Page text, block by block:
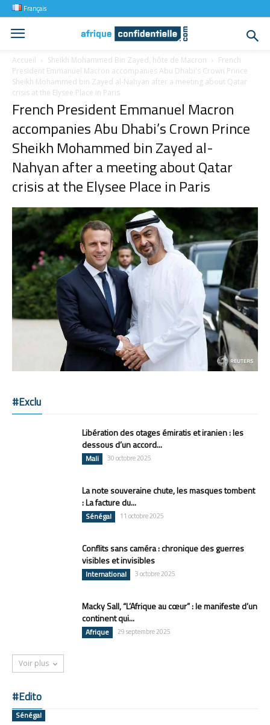
Français
Accueil Sheikh Mohammed Bin Zayed, hôte de Macron
French
President Emmanuel Macron accompanies Abu Dhabi's Crown Prince
Sheikh Mohammed bin Zayed al-Nahyan after a meeting about Qatar
crisis at the Elysee Place in Paris
French President Emmanuel Macron
accompanies Abu Dhabi’s Crown Prince
Sheikh Mohammed bin Zayed al-
Nahyan after a meeting about Qatar
crisis at the Elysee Place in Paris
#Exclu
Libération des otages émiratis et iranien : les
dessous d’un accord...
Mali 30 octobre 2025
La note souveraine chute, les masques tombent
: La facture du...
Sénégal 11 octobre 2025
Conflits sans caméra : chronique des guerres
visibles et invisibles
International 3 octobre 2025
Macky Sall, “L’Afrique au cœur” : le manifeste d’un
continent qui...
Afrique 29 septembre 2025
Voir plus
#Edito
Sénégal